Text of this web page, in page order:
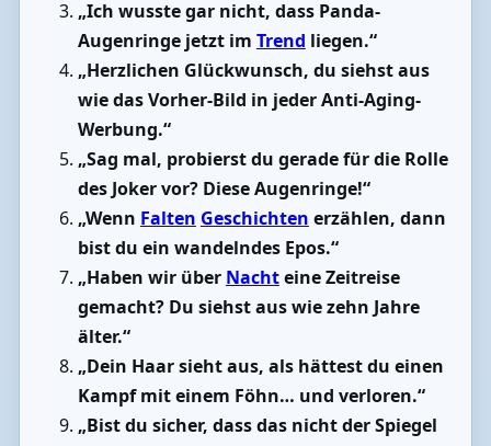
„Ich wusste gar nicht, dass Panda-
Augenringe jetzt im Trend liegen.“
„Herzlichen Glückwunsch, du siehst aus
wie das Vorher-Bild in jeder Anti-Aging-
Werbung.“
„Sag mal, probierst du gerade für die Rolle
des Joker vor? Diese Augenringe!“
„Wenn Falten Geschichten erzählen, dann
bist du ein wandelndes Epos.“
„Haben wir über Nachteine Zeitreise
gemacht? Du siehst aus wie zehn Jahre
älter.“
„Dein Haar sieht aus, als hättest du einen
Kampf mit einem Föhn… und verloren.“
„Bist du sicher, dass das nicht der Spiegel